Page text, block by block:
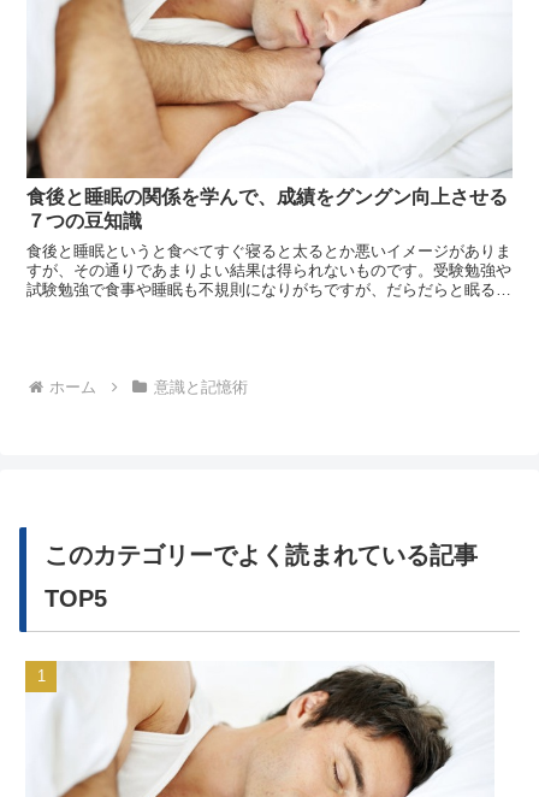
食後と睡眠の関係を学んで、成績をグングン向上させる
７つの豆知識
食後と睡眠というと食べてすぐ寝ると太るとか悪いイメージがありま
すが、その通りであまりよい結果は得られないものです。受験勉強や
試験勉強で食事や睡眠も不規則になりがちですが、だらだらと眠る時
ホーム 意識と記憶術
このカテゴリーでよく読まれている記事
TOP5